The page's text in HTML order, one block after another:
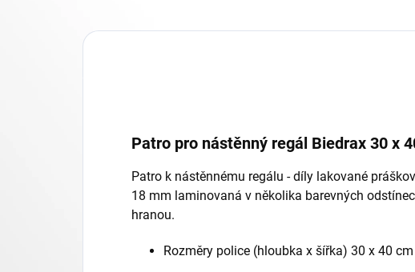
Patro pro nástěnný regál Biedrax 30 x
Patro k nástěnnému regálu - díly lakované
18 mm laminovaná v několika barevných
hranou.
Rozměry police (hloubka x šířka) 30 x 40 cm